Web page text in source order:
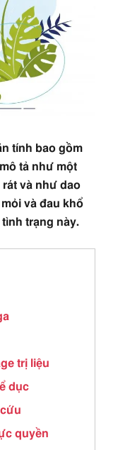
tính bao gồm
tả như một
rát và như dao
và đau khổ
trạng này.
trị liệu
dục
quyền